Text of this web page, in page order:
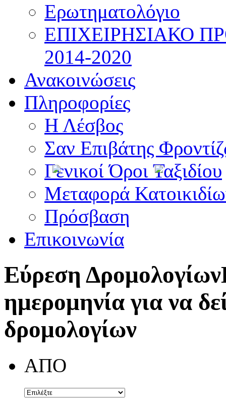
Ερωτηματολόγιο
ΕΠΙΧΕΙΡΗΣΙΑΚΟ
2014-2020
Ανακοινώσεις
Πληροφορίες
Η Λέσβος
Σαν Επιβάτης
Γενικοί Όροι Ταξιδίου
Μεταφορά
Πρόσβαση
Επικοινωνία
Εύρεση Δρομολογίων
ημερομηνία για να
δρομολογίων
ΑΠΟ